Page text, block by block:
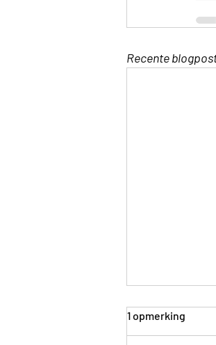
Recente
1 opmerking